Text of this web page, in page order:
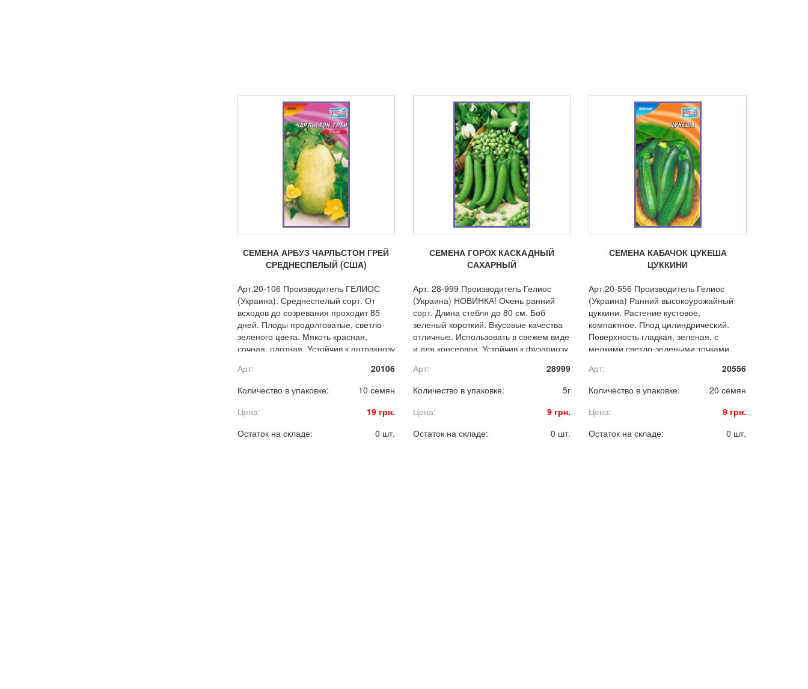
СЕМЕНА АРБУЗ ЧАРЛЬСТОН ГРЕЙ
СРЕДНЕСПЕЛЫЙ (США)
Арт.20-106 Производитель ГЕЛИОС
(Украина). Среднеспелый сорт. От
всходов до созревания проходит 85
дней. Плоды продолговатые, светло-
зеленого цвета. Мякоть красная,
сочная, плотная. Устойчив к антракнозу
Арт:
20106
Количество в упаковке:
10 семян
Цена:
19 грн.
Остаток на складе:
0 шт.
СЕМЕНА ГОРОХ КАСКАДНЫЙ
САХАРНЫЙ
Арт. 28-999 Производитель Гелиос
(Украина) НОВИНКА! Очень ранний
сорт. Длина стебля до 80 см. Боб
зеленый короткий. Вкусовые качества
отличные. Использовать в свежем виде
и для консервов. Устойчив к фузариозу
Арт:
28999
Количество в упаковке:
5г
Цена:
9 грн.
Остаток на складе:
0 шт.
СЕМЕНА КАБАЧОК ЦУКЕША
ЦУККИНИ
Арт.20-556 Производитель Гелиос
(Украина) Ранний высокоурожайный
цуккини. Растение кустовое,
компактное. Плод цилиндрический.
Поверхность гладкая, зеленая, с
мелкими светло-зелеными точками.
желтая, плотная, хрустящая.
Арт:
20556
Количество в упаковке:
20 семян
Цена:
9 грн.
Остаток на складе:
0 шт.